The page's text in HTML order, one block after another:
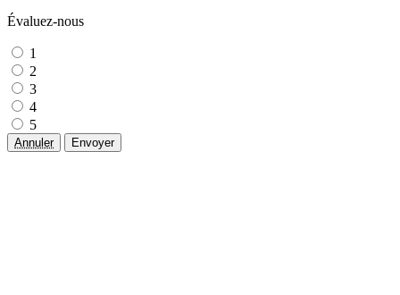
Évaluez-nous
1
2
3
4
5
Annuler Envoyer